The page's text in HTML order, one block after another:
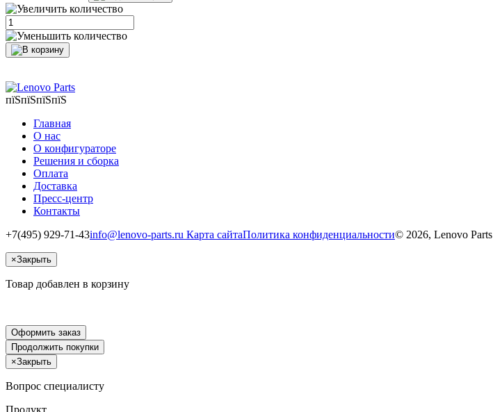
пїЅпїЅпїЅпїЅ
Главная
О нас
О конфигураторе
Решения и сборка
Оплата
Доставка
Пресс-центр
Контакты
+7(495) 929-71-43info@lenovo-parts.ru Карта сайтаПолитика конфиденциальности© 2026, Lenovo Parts
×Закрыть
Товар добавлен в корзину
Оформить заказ
Продолжить покупки
×Закрыть
Вопрос специалисту
Продукт